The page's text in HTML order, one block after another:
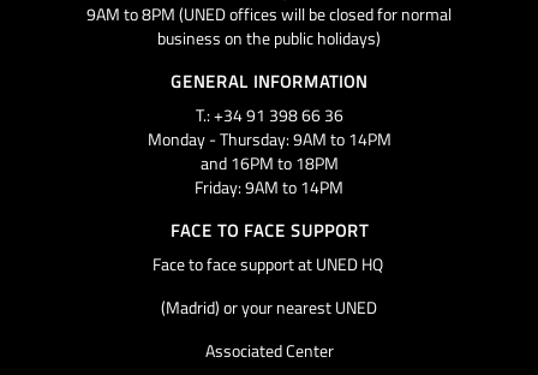
9AM to 8PM (UNED offices will be closed for normal
business on the public holidays)
GENERAL INFORMATION
T.: +34 91 398 66 36
Monday - Thursday: 9AM to 14PM
and 16PM to 18PM
Friday: 9AM to 14PM
FACE TO FACE SUPPORT
Face to face support at UNED HQ
(Madrid) or your nearest UNED
Associated Center